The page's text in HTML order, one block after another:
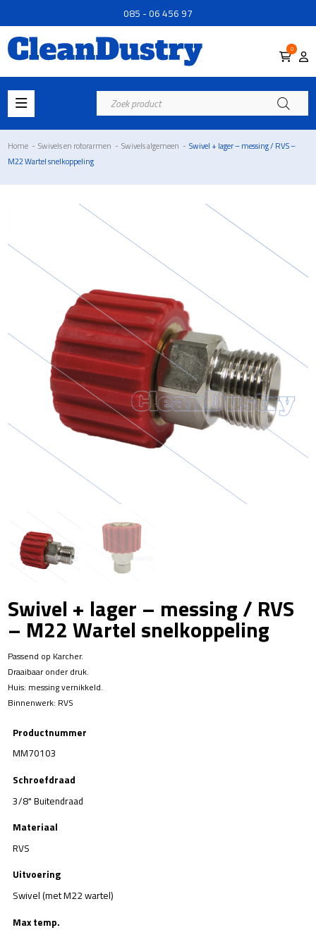
085 - 06 456 97
0
Producten
zoeken
Home - Swivels en rotorarmen - Swivels algemeen - Swivel + lager – messing / RVS –
M22 Wartel snelkoppeling
Swivel + lager – messing / RVS
– M22 Wartel snelkoppeling
Passend op Karcher.
Draaibaar onder druk.
Huis: messing vernikkeld.
Binnenwerk: RVS
Productnummer
MM70103
Schroefdraad
3/8" Buitendraad
Materiaal
RVS
Uitvoering
Swivel (met M22 wartel)
Max temp.